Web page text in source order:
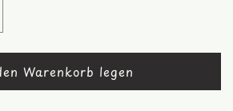
Warenkorb legen